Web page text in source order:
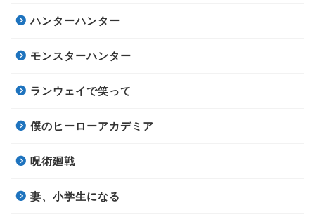
ハンターハンター
モンスターハンター
ランウェイで笑って
僕のヒーローアカデミア
呪術廻戦
妻、小学生になる